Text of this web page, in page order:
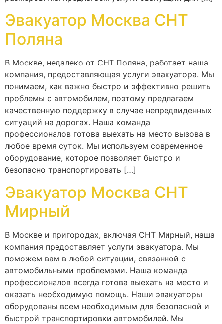
Эвакуатор Москва СНТ
Поляна
В Москве, недалеко от СНТ Поляна, работает наша
компания, предоставляющая услуги эвакуатора. Мы
понимаем, как важно быстро и эффективно решить
проблемы с автомобилем, поэтому предлагаем
качественную поддержку в случае непредвиденных
ситуаций на дорогах. Наша команда
профессионалов готова выехать на место вызова в
любое время суток. Мы используем современное
оборудование, которое позволяет быстро и
безопасно транспортировать […]
Эвакуатор Москва СНТ
Мирный
В Москве и пригородах, включая СНТ Мирный, наша
компания предоставляет услуги эвакуатора. Мы
поможем вам в любой ситуации, связанной с
автомобильными проблемами. Наша команда
профессионалов всегда готова выехать на место и
оказать необходимую помощь. Наши эвакуаторы
оборудованы всем необходимым для безопасной и
быстрой транспортировки автомобилей. Мы